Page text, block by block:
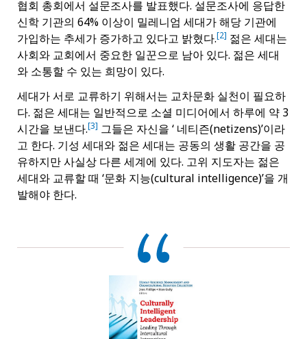
협회 총회에서 설문조사를 발표했다. 설문조사에 응답한
신학 기관의 64% 이상이 밀레니엄 세대가 해당 기관에
가입하는 추세가 증가하고 있다고 밝혔다.[2] 젊은 세대는
사회와 교회에서 중요한 일꾼으로 남아 있다. 젊은 세대
와 소통할 수 있는 희망이 있다.
세대가 서로 교류하기 위해서는 교차문화 실천이 필요하
다. 젊은 세대는 일반적으로 소셜 미디어에서 하루에 약 3
시간을 보낸다.[3] 그들은 자신을 ‘ 네티즌(netizens)’이라
고 한다. 기성 세대와 젊은 세대는 공동의 생활 공간을 공
유하지만 사실상 다른 세계에 있다. 고위 지도자는 젊은
세대와 교류할 때 ‘문화 지능(cultural intelligence)’을 개
발해야 한다.